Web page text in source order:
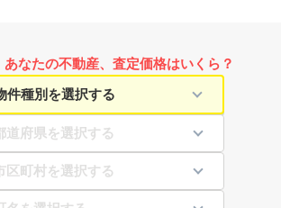
あなたの不動産、査定価格はいくら？